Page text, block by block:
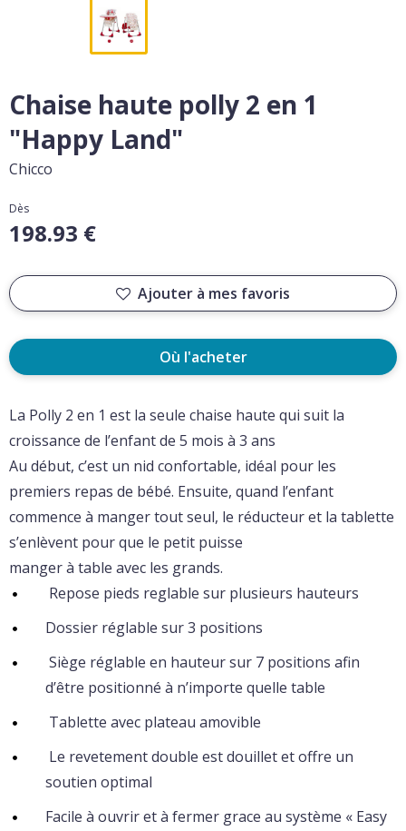
Chaise haute polly 2 en 1
"Happy Land"
Chicco
Dès
198.93 €
Ajouter à mes favoris
Où l'acheter
La Polly 2 en 1 est la seule chaise haute qui suit la
croissance de l’enfant de 5 mois à 3 ans
Au début, c’est un nid confortable, idéal pour les
premiers repas de bébé. Ensuite, quand l’enfant
commence à manger tout seul, le réducteur et la tablette
s’enlèvent pour que le petit puisse
manger à table avec les grands.
Repose pieds reglable sur plusieurs hauteurs
Dossier réglable sur 3 positions
Siège réglable en hauteur sur 7 positions afin
d’être positionné à n’importe quelle table
Tablette avec plateau amovible
Le revetement double est douillet et offre un
soutien optimal
Facile à ouvrir et à fermer grace au système « Easy